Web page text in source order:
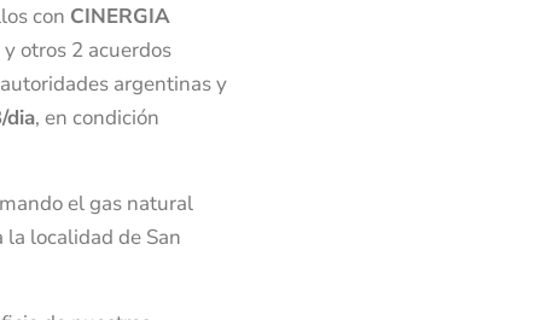
con CINERGIA
otros 2 acuerdos
argentinas y
dia, en condición
el gas natural
localidad de San